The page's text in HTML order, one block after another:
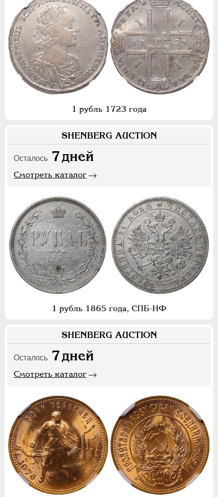
1 рубль 1723 года
SHENBERG AUCTION
Осталось 7дней
Смотреть каталог
1 рубль 1865 года, СПБ-НФ
SHENBERG AUCTION
Осталось 7дней
Смотреть каталог